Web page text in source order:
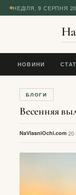
НЕДІЛЯ, 9 СЕРПНЯ
На
НОВИНИ
БЛОГИ
Весенняя
NaVlasniOchi.com 20